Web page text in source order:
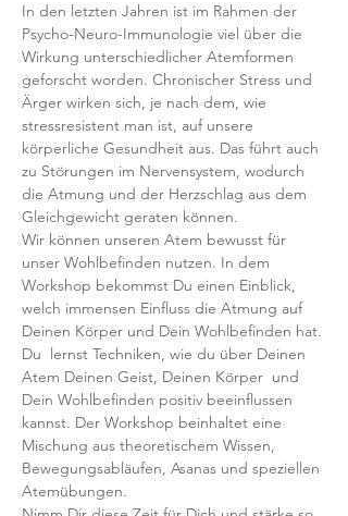
In den letzten Jahren ist im Rahmen der
Psycho-Neuro-Immunologie viel über die
Wirkung unterschiedlicher Atemformen
geforscht worden. Chronischer Stress und
Ärger wirken sich, je nach dem, wie
stressresistent man ist, auf unsere
körperliche Gesundheit aus. Das führt auch
zu Störungen im Nervensystem, wodurch
die Atmung und der Herzschlag aus dem
Gleichgewicht geraten können.
Wir können unseren Atem bewusst für
unser Wohlbefinden nutzen. In dem
Workshop bekommst Du einen Einblick,
welch immensen Einfluss die Atmung auf
Deinen Körper und Dein Wohlbefinden hat.
Du  lernst Techniken, wie du über Deinen
Atem Deinen Geist, Deinen Körper  und
Dein Wohlbefinden positiv beeinflussen
kannst. Der Workshop beinhaltet eine
Mischung aus theoretischem Wissen,
Bewegungsabläufen, Asanas und speziellen
Atemübungen.